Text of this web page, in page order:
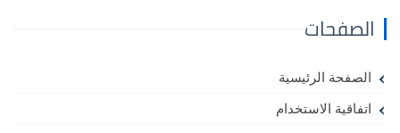
الصفحات
الصفحة الرئيسية
اتفاقية الاستخدام